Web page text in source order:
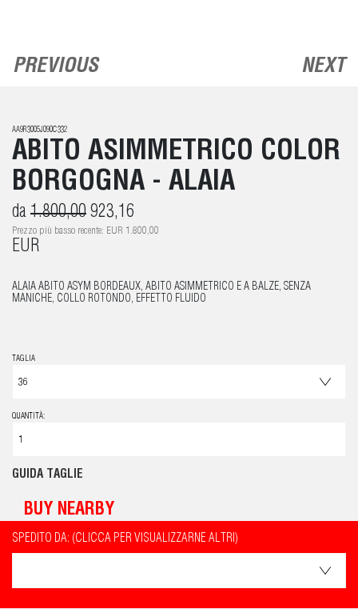
PREVIOUS NEXT
AA9R3005J090C332
ABITO ASIMMETRICO COLOR
BORGOGNA - ALAIA
da 1.800,00 923,16
Prezzo più basso recente: EUR 1.800,00
EUR
ALAIA ABITO ASYM BORDEAUX, ABITO ASIMMETRICO E A BALZE, SENZA
MANICHE, COLLO ROTONDO, EFFETTO FLUIDO
TAGLIA
QUANTITÀ:
GUIDA TAGLIE
BUY NEARBY
SPEDITO DA: (CLICCA PER VISUALIZZARNE ALTRI)